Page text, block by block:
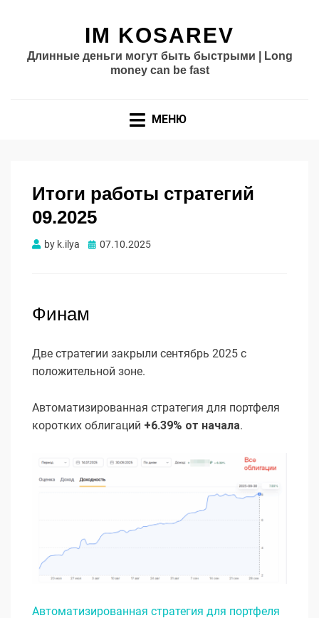
IM KOSAREV
Длинные деньги могут быть быстрыми | Long
money can be fast
МЕНЮ
Итоги работы стратегий
09.2025
by k.ilya Опубликовано
07.10.2025
Финам
Две стратегии закрыли сентябрь 2025 с
положительной зоне.
Автоматизированная стратегия для портфеля
коротких облигаций +6.39% от начала.
Автоматизированная стратегия для портфеля